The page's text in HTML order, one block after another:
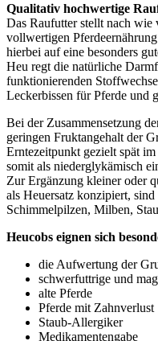
Qualitativ hochwertige
Das Raufutter stellt nach wie
vollwertigen
hierbei auf eine besonders
Heu regt die natürliche
funktionierenden
Leckerbissen für Pferde und
Bei der Zusammensetzung
geringen Fruktangehalt der
Erntezeitpunkt gezielt spät
somit als niederglykämisch
Zur Ergänzung kleiner oder
als Heuersatz konzipiert,
Schimmelpilzen, Milben,
Heucobs eignen sich
die Aufwertung der
schwerfuttrige und
alte Pferde
Pferde mit Zahnverlust
Staub-Allergiker
Medikamentengabe